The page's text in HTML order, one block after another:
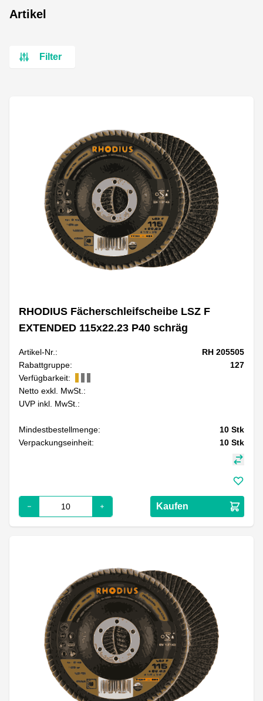
Artikel
Filter
RHODIUS Fächerschleifscheibe LSZ F
EXTENDED 115x22.23 P40 schräg
Artikel-Nr.:
RH 205505
Rabattgruppe:
127
Verfügbarkeit:
Netto exkl. MwSt.:
UVP inkl. MwSt.:
Mindestbestellmenge: 10 Stk
Verpackungseinheit:
10 Stk
Kaufen